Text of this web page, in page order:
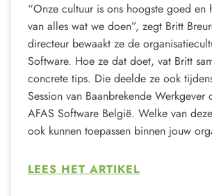
“Onze cultuur is ons hoogste goed en
van alles wat we doen”, zegt Britt
directeur bewaakt ze de
Software. Hoe ze dat doet, vat Britt
concrete tips. Die deelde ze ook
Session van Baanbrekende
AFAS Software België. Welke van
ook kunnen toepassen binnen jouw
LEES HET ARTIKEL